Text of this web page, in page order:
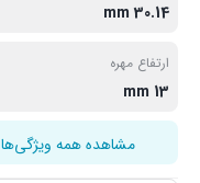
30.14 mm
ارتفاع مهره
13 mm
مشاهده همه ویژگی‌ها